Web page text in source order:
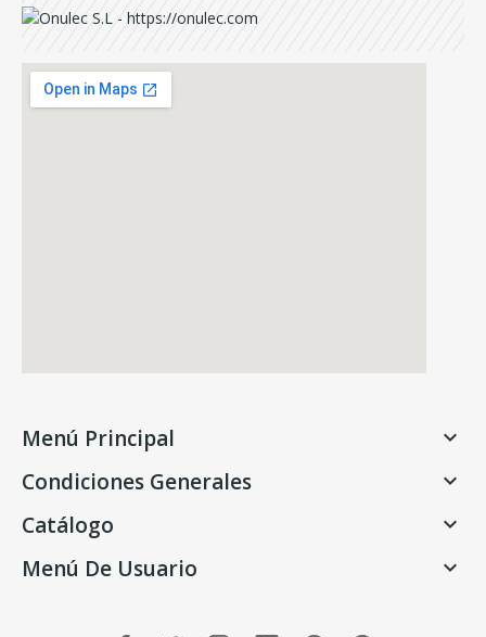
Menú Principal 
Condiciones Generales 
Catálogo 
Menú De Usuario 